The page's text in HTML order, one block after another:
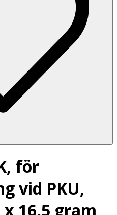
för
vid PKU,
16,5 gram